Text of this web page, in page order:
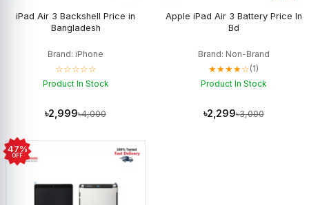
iPad Air 3 Backshell Price in
Bangladesh
Brand: iPhone
☆☆☆☆☆
Product In Stock
৳2,999৳4,000
Apple iPad Air 3 Battery Price In
Bd
Brand: Non-Brand
★★★★☆(1)
Product In Stock
৳2,299৳3,000
47%
OFF